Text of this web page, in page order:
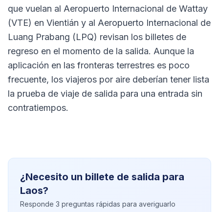
que vuelan al Aeropuerto Internacional de Wattay
(VTE) en Vientián y al Aeropuerto Internacional de
Luang Prabang (LPQ) revisan los billetes de
regreso en el momento de la salida. Aunque la
aplicación en las fronteras terrestres es poco
frecuente, los viajeros por aire deberían tener lista
la prueba de viaje de salida para una entrada sin
contratiempos.
¿Necesito un billete de salida para
Laos?
Responde 3 preguntas rápidas para averiguarlo